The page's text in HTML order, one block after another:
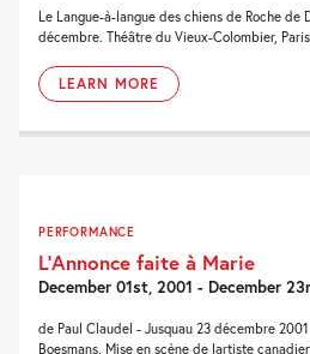
Le Langue-à-langue des chiens de Roche de
décembre. Théâtre du Vieux-Colombier,
LEARN MORE
PERFORMANCE
L’Annonce faite à Marie
December 01st, 2001 - December
de Paul Claudel - Jusquau 23 décembre
Boesmans. Mise en scène de lartiste